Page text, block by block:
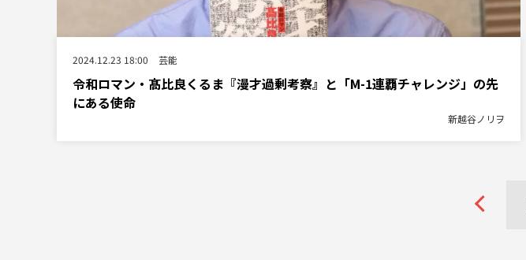
2024.12.23 18:00 芸能
令和ロマン・髙比良くるま『漫才過剰考察』と「M-1連覇チャレンジ」の先
にある使命
新越谷ノリヲ